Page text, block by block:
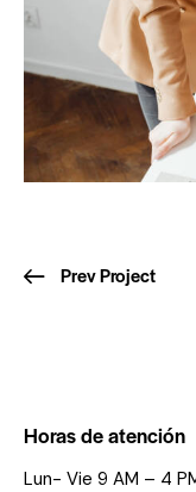
Prev Project
Horas de atención
Lun- Vie 9 AM – 4